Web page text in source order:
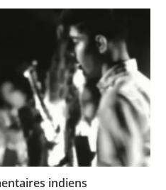
indiens